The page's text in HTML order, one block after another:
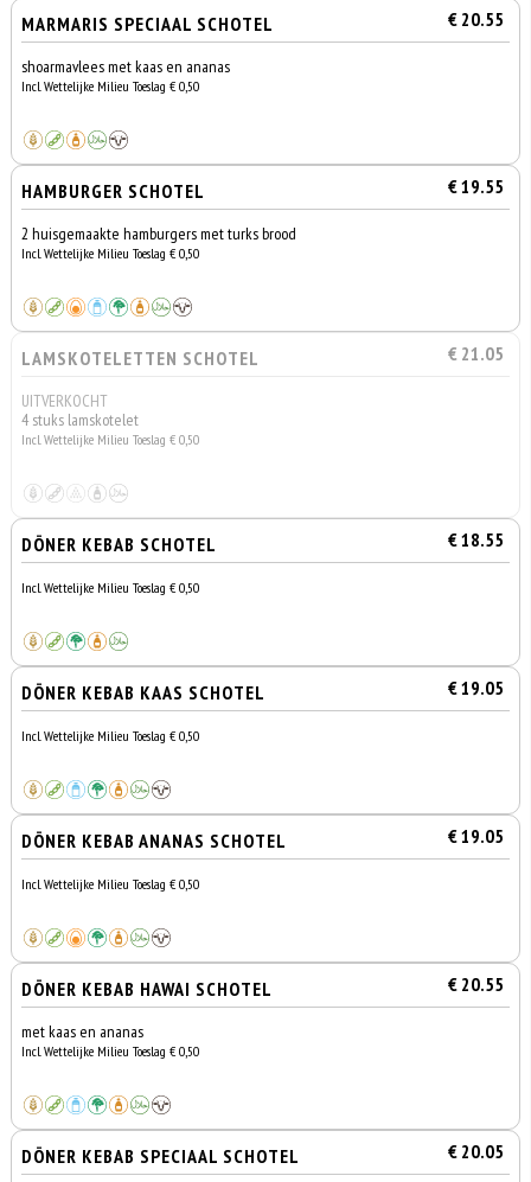
MARMARIS SPECIAAL SCHOTEL € 20.55
shoarmavlees met kaas en ananas
Incl. Wettelijke Milieu Toeslag € 0,50
HAMBURGER SCHOTEL € 19.55
2 huisgemaakte hamburgers met turks brood
Incl. Wettelijke Milieu Toeslag € 0,50
LAMSKOTELETTEN SCHOTEL € 21.05
UITVERKOCHT
4 stuks lamskotelet
Incl. Wettelijke Milieu Toeslag € 0,50
DÖNER KEBAB SCHOTEL € 18.55
Incl. Wettelijke Milieu Toeslag € 0,50
DÖNER KEBAB KAAS SCHOTEL € 19.05
Incl. Wettelijke Milieu Toeslag € 0,50
DÖNER KEBAB ANANAS SCHOTEL € 19.05
Incl. Wettelijke Milieu Toeslag € 0,50
DÖNER KEBAB HAWAI SCHOTEL € 20.55
met kaas en ananas
Incl. Wettelijke Milieu Toeslag € 0,50
DÖNER KEBAB SPECIAAL SCHOTEL € 20.05